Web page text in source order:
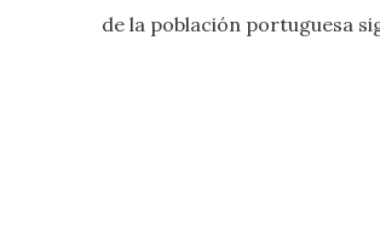
de la población portuguesa